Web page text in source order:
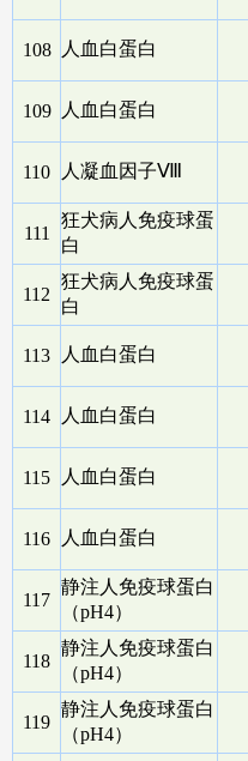
108 人血白蛋白
109 人血白蛋白
110 人凝血因子Ⅷ
111
狂犬病人免疫球蛋
白
112
狂犬病人免疫球蛋
白
113 人血白蛋白
114 人血白蛋白
115 人血白蛋白
116 人血白蛋白
117
静注人免疫球蛋白
（pH4）
118
静注人免疫球蛋白
（pH4）
119
静注人免疫球蛋白
（pH4）